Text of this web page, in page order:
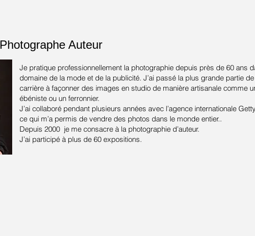
Photographe Auteur
Je pratique professionnellement la photographie depuis près de 60 ans
domaine de la mode et de la publicité. J’ai passé la plus grande partie
carrière à façonner des images en studio de manière artisanale comme
ébéniste ou un ferronnier.
J’ai collaboré pendant plusieurs années avec l’agence internationale
ce qui m’a permis de vendre des photos dans le monde entier..
Depuis 2000 je me consacre à la photographie d’auteur.
J’ai participé à plus de 60 expositions.